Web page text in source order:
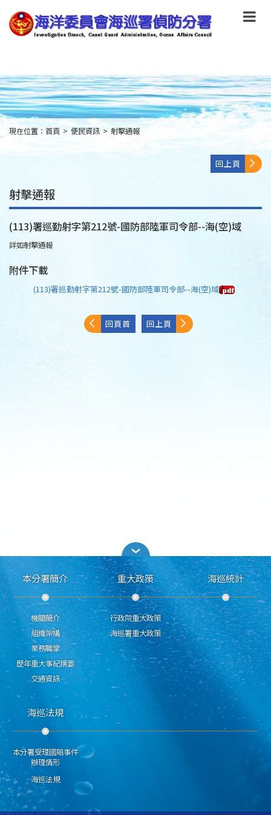
到
主
要
to
main
content
:::
現在位置： 首頁 > 便民資訊 > 射擊通報
回上頁
射擊通報
(113)署巡勤射字第212號-國防部陸軍司令部--海(空)域
詳如射擊通報
附件下載
(113)署巡勤射字第212號-國防部陸軍司令部--海(空)域
回頁首 回上頁
本分署簡介
機關簡介
組織架構
業務職掌
歷年重大事紀摘要
交通資訊
重大政策
行政院重大政策
海巡署重大政策
海巡統計
海巡法規
本分署受理國賠事件
辦理情形
海巡法規